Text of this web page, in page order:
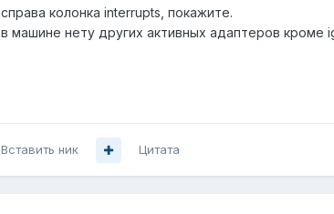
справа колонка interrupts, покажите.
в машине нету других активных адаптеров кроме
Вставить ник Цитата